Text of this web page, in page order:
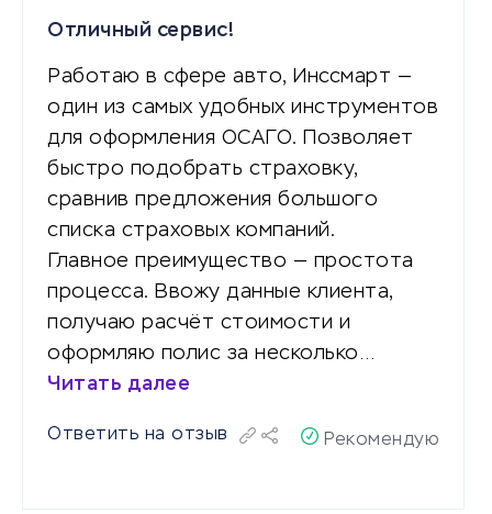
Отличный сервис!
Работаю в сфере авто, Инссмарт —
один из самых удобных инструментов
для оформления ОСАГО. Позволяет
быстро подобрать страховку,
сравнив предложения большого
списка страховых компаний.
Главное преимущество — простота
процесса. Ввожу данные клиента,
получаю расчёт стоимости и
оформляю полис за несколько…
Читать далее
Ответить на отзыв Рекомендую